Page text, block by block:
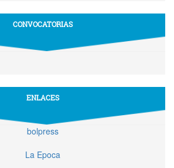
CONVOCATORIAS
ENLACES
bolpress
La Epoca